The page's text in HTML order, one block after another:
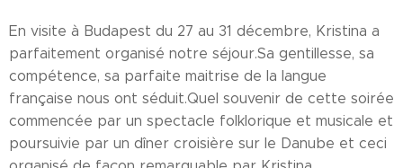
En visite à Budapest du 27 au 31 décembre, Kristina a
parfaitement organisé notre séjour.Sa gentillesse, sa
compétence, sa parfaite maitrise de la langue
française nous ont séduit.Quel souvenir de cette soirée
commencée par un spectacle folklorique et musicale et
poursuivie par un dîner croisière sur le Danube et ceci